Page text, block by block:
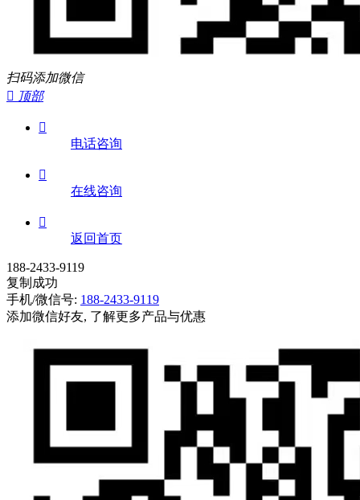
扫码添加微信
 顶部

电话咨询

在线咨询

返回首页
188-2433-9119
复制成功
手机/微信号: 188-2433-9119
添加微信好友, 了解更多产品与优惠